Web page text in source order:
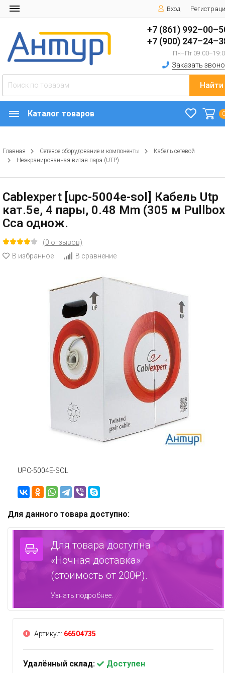
Вход
+7 (861)
+7 (900)
Пн–Пт
Заказать
Найти
Каталог товаров
Главная Сетевое оборудование и компоненты
Кабель сетевой
Неэкранированная витая пара (UTP)
Cablexpert [upc-5004e-sol] Кабель Utp
кат.5e, 4 пары, 0.48 Mm (305 м
Cca однож.
(0 отзывов)
В избранное
В сравнение
UPC-5004E-SOL
Для данного товара доступно:
Для товара доступна
«Ночная доставка»
(стоимость от 200₽).
Узнать подробнее.
Артикул: 66504735
Удалённый склад:
Доступен